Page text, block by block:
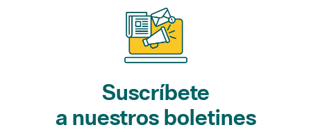
Suscríbete
a nuestros boletines